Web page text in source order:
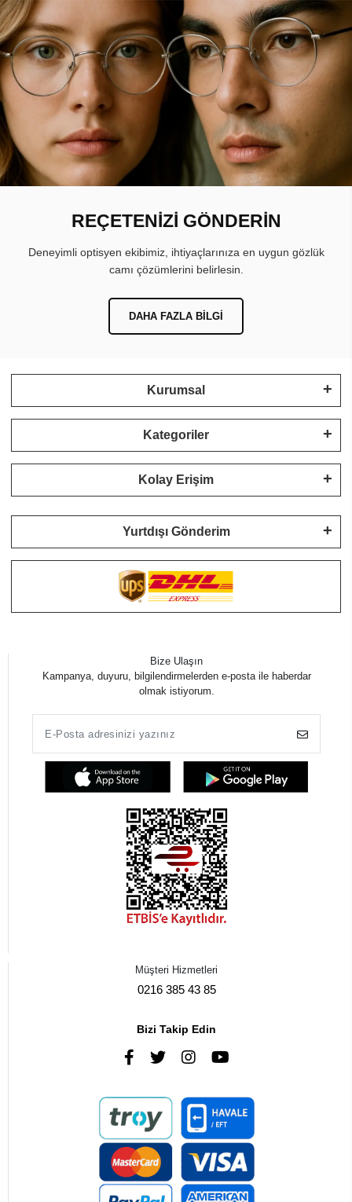
REÇETENİZİ GÖNDERİN
Deneyimli optisyen ekibimiz, ihtiyaçlarınıza en uygun gözlük
camı çözümlerini belirlesin.
DAHA FAZLA BILGI
Kurumsal
Kategoriler
Kolay Erişim
Yurtdışı Gönderim
Bize Ulaşın
Kampanya, duyuru, bilgilendirmelerden e-posta ile haberdar
olmak istiyorum.
Müşteri Hizmetleri
0216 385 43 85
Bizi Takip Edin